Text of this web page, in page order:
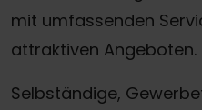
mit umfassenden
attraktiven Angeboten.
Selbständige,